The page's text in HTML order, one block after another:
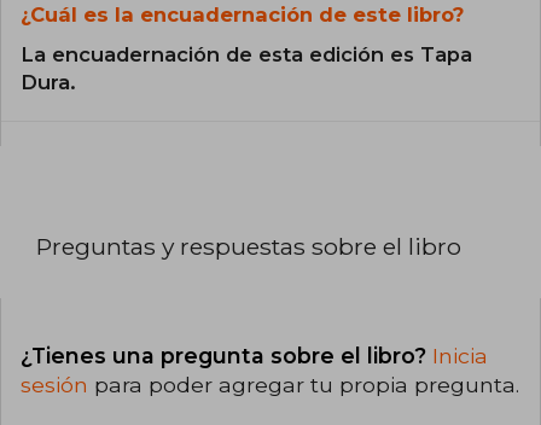
¿Cuál es la encuadernación de este libro?
La encuadernación de esta edición es Tapa
Dura.
Preguntas y respuestas sobre el libro
¿Tienes una pregunta sobre el libro? Inicia
sesión para poder agregar tu propia pregunta.